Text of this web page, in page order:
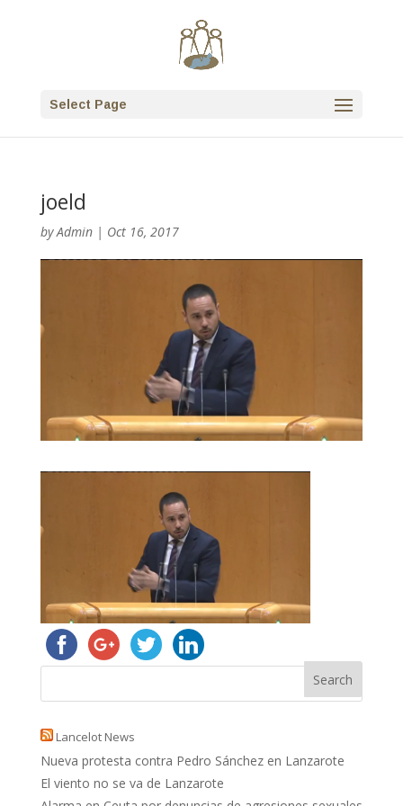
Select Page
joeld
byAdmin| Oct 16, 2017
Lancelot News
Nueva protesta contra Pedro Sánchez en Lanzarote
El viento no se va de Lanzarote